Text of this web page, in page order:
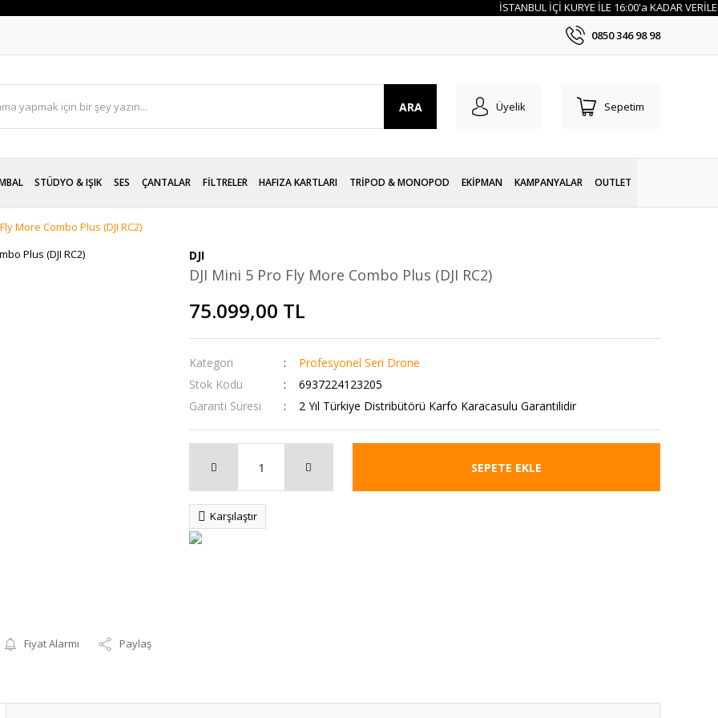
İSTANBUL İÇİ KURYE İLE 16:00'a KADAR VERİLEN
0850 346 98 98
ARA Üyelik Sepetim
STÜDYO & IŞIK SES ÇANTALAR FİLTRELER HAFIZA KARTLARI TRİPOD & MONOPOD EKİPMAN KAMPANYALAR OUTLET
More Combo Plus (DJI RC2)
Fiyat Alarmı Paylaş
DJI
DJI Mini 5 Pro Fly More Combo Plus (DJI RC2)
75.099,00 TL
Kategori
Profesyonel Seri Drone
Stok Kodu
6937224123205
Garanti Süresi
2 Yıl Türkiye Distribütörü Karfo Karacasulu Garantilidir
SEPETE EKLE
Karşılaştır